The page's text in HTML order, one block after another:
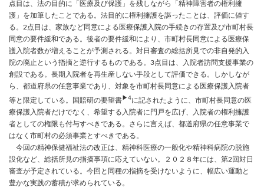
点目は、法の目的に「医療及び保護」を残しながら「精神障害者の権利擁
護」を加筆したことである。法目的に権利擁護を謳ったことは、評価に値す
る。2点目は、家族など同意による医療保護入院の手続きの存置及び市町村長
同意の要件緩和である。後者の要件緩和により、市町村長同意による医療保
護入院者数が増えることが予測される。対日審査の総括所見での非自発的入
院の廃止という指摘と逆行するものである。3点目は、入院者訪問支援事業の
創設である。長期入院者を再生産しない手段として評価できる。しかしなが
ら、都道府県の任意事業であり、対象を市町村長同意による医療保護入院者
等と限定している。国賠研の要望書 ▶4に記されたように、市町村長同意の医
療保護入院者だけでなく、希望する入院者に門戸を広げ、入院者の権利擁護
者としての権限も付与すべきである。さらに言えば、都道府県の任意事業で
はなく市町村の必須事業とすべきである。
今回の精神保健福祉法の改正は、精神科医療の一般化や精神科病院の脱施
設化など、総括所見の指摘事項に応えていない。２０２８年には、第2回対日
審査が予定されている。今回と同種の指摘を受けないように、幅広い運動と
豊かな実践の蓄積が求められている。